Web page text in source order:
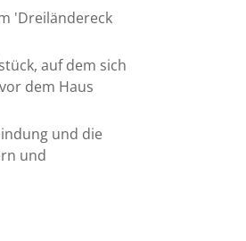
'Dreiländereck
auf dem sich
dem Haus
und die
und